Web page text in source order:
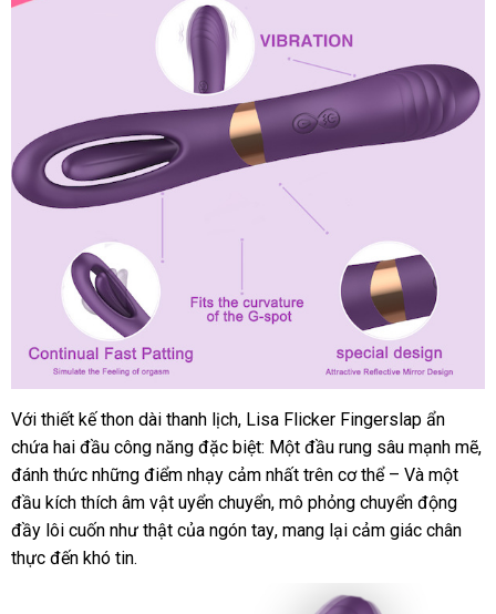
Với thiết kế thon dài thanh lịchbảo
hành
, Lisa Flicker Fingerslap ẩn
chứa hai đầu công năng bình
luận
đặc biệt: Một đầu rung sâu mạnh mẽ,
đánh thức đánh
giá
những điểm nhạy cảm nhất trên cơ thể – Và một
đầu kích thích âm vật uyển chuyểnmua
hàng
, mô phỏng chuyển động
đầy lôi cuốn như thật giảm
của ngón taynhận
, mang lại cảm giác chân
thực đến khó tin.